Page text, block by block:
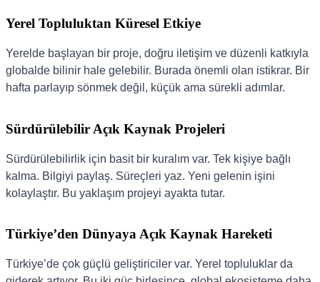
Yerel Topluluktan Küresel Etkiye
Yerelde başlayan bir proje, doğru iletişim ve düzenli katkıyla
globalde bilinir hale gelebilir. Burada önemli olan istikrar. Bir
hafta parlayıp sönmek değil, küçük ama sürekli adımlar.
Sürdürülebilir Açık Kaynak Projeleri
Sürdürülebilirlik için basit bir kuralım var. Tek kişiye bağlı
kalma. Bilgiyi paylaş. Süreçleri yaz. Yeni gelenin işini
kolaylaştır. Bu yaklaşım projeyi ayakta tutar.
Türkiye’den Dünyaya Açık Kaynak Hareketi
Türkiye’de çok güçlü geliştiriciler var. Yerel topluluklar da